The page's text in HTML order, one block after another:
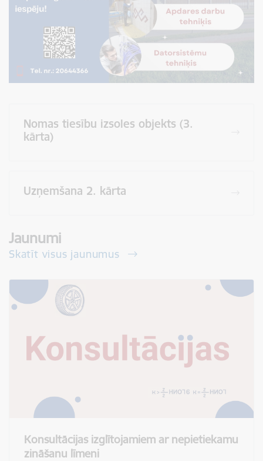
Nomas tiesību izsoles objekts (3.
kārta)
Uzņemšana 2. kārta
Jaunumi
Skatīt visus jaunumus
Konsultācijas izglītojamiem ar nepietiekamu
zināšanu līmeni